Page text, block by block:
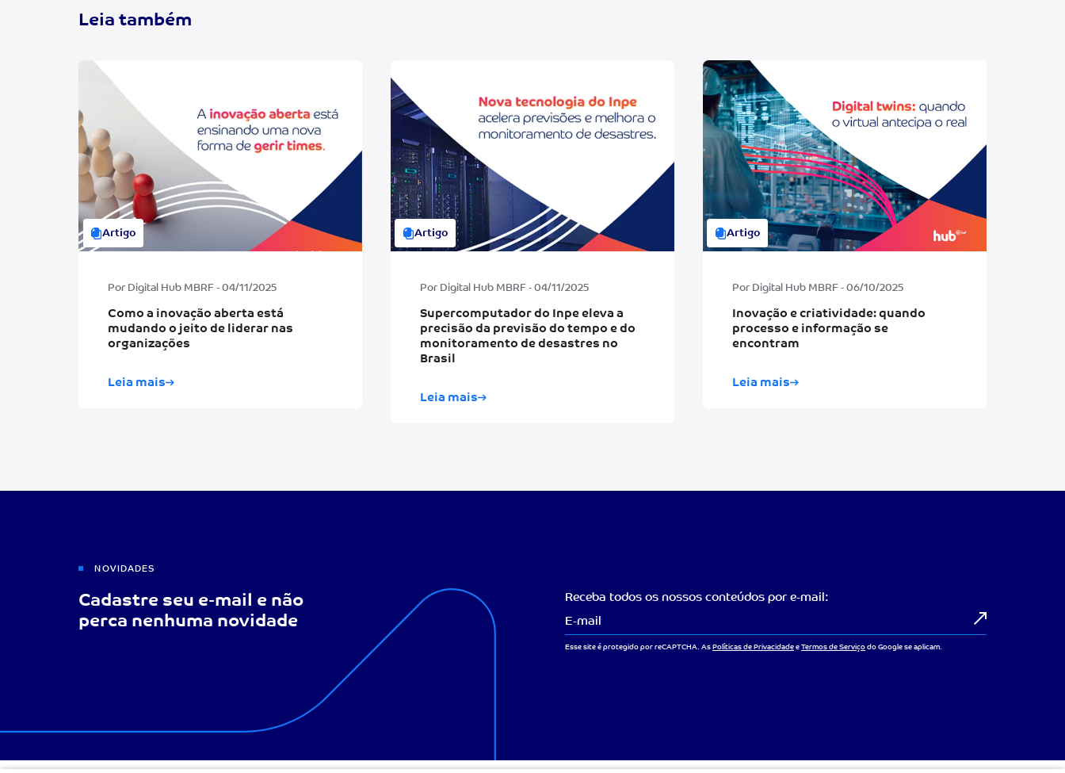
Leia também
Artigo
Por Digital Hub MBRF - 04/11/2025
Como a inovação aberta está
mudando o jeito de liderar nas
organizações
Leia mais
Artigo
Por Digital Hub MBRF - 04/11/2025
Supercomputador do Inpe eleva a
precisão da previsão do tempo e do
monitoramento de desastres no
Brasil
Leia mais
Artigo
Por Digital Hub MBRF - 06/10/2025
Inovação e criatividade: quando
processo e informação se
encontram
Leia mais
NOVIDADES
Cadastre seu e-mail e não
perca nenhuma novidade
Receba todos os nossos conteúdos por e-mail:
Esse site é protegido por reCAPTCHA. AsPolíticas de Privacidade eTermos de Serviço do Google se aplicam.